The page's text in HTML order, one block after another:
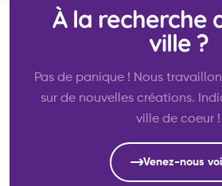
À la recherche
ville ?
Pas de panique ! Nous
sur de nouvelles créations.
ville de coeur !
Venez-nous